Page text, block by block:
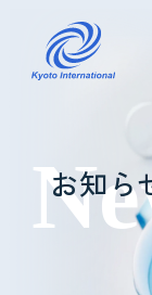
コイン
ホテル
掃除・
お知ら